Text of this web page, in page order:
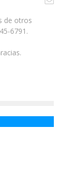
de otros
6791.